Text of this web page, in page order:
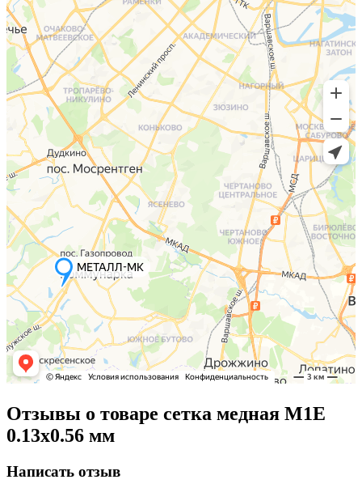
Отзывы о товаре сетка медная М1Е
0.13х0.56 мм
Написать отзыв